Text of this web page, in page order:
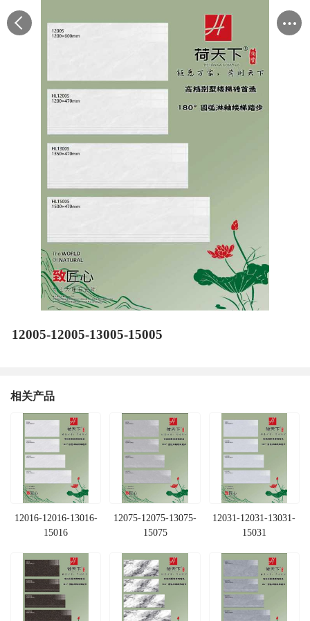
12005-12005-13005-15005
相关产品
12016-12016-13016-
15016
12075-12075-13075-
15075
12031-12031-13031-
15031